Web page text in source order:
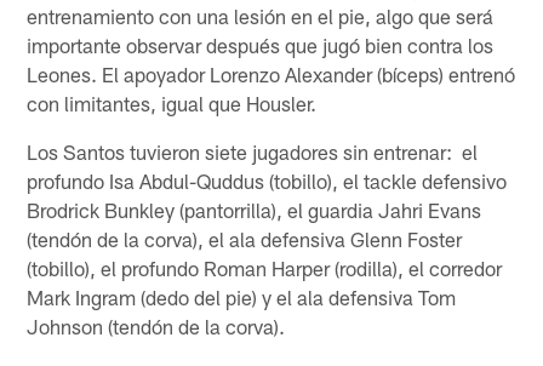
entrenamiento con una lesión en el pie, algo que será
importante observar después que jugó bien contra los
Leones. El apoyador Lorenzo Alexander (bíceps) entrenó
con limitantes, igual que Housler.
Los Santos tuvieron siete jugadores sin entrenar: el
profundo Isa Abdul-Quddus (tobillo), el tackle defensivo
Brodrick Bunkley (pantorrilla), el guardia Jahri Evans
(tendón de la corva), el ala defensiva Glenn Foster
(tobillo), el profundo Roman Harper (rodilla), el corredor
Mark Ingram (dedo del pie) y el ala defensiva Tom
Johnson (tendón de la corva).